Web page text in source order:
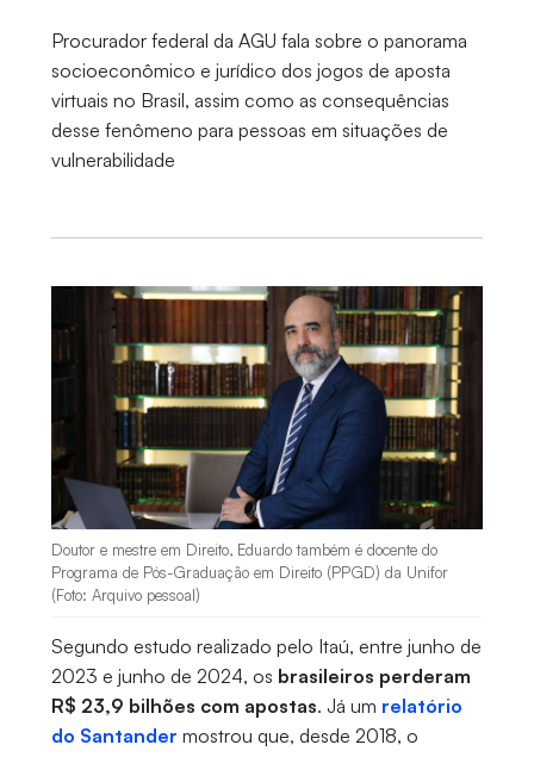
Procurador federal da AGU fala sobre o panorama
socioeconômico e jurídico dos jogos de aposta
virtuais no Brasil, assim como as consequências
desse fenômeno para pessoas em situações de
vulnerabilidade
Doutor e mestre em Direito, Eduardo também é docente do
Programa de Pós-Graduação em Direito (PPGD) da Unifor
(Foto: Arquivo pessoal)
Segundo estudo realizado pelo Itaú, entre junho de
2023 e junho de 2024, os brasileiros perderam
R$ 23,9 bilhões com apostas. Já um relatório
do Santander mostrou que, desde 2018, o